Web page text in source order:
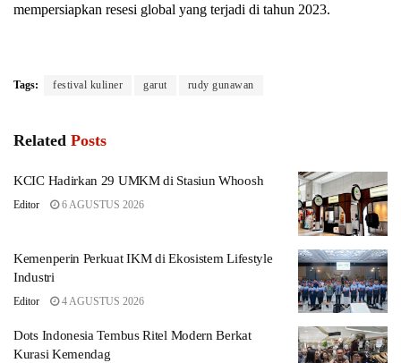
mempersiapkan resesi global yang terjadi di tahun 2023.
Tags: festival kuliner garut rudy gunawan
Related Posts
KCIC Hadirkan 29 UMKM di Stasiun Whoosh
Editor 6 AGUSTUS 2026
Kemenperin Perkuat IKM di Ekosistem Lifestyle
Industri
Editor 4 AGUSTUS 2026
Dots Indonesia Tembus Ritel Modern Berkat
Kurasi Kemendag